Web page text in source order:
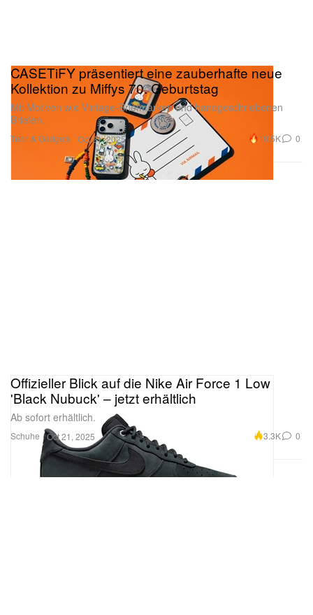
Tech & Gadgets
CASETiFY präsentiert eine zauberhafte neue
Kollektion zu Miffys 70. Geburtstag
Mit Motiven wie Vintage-Briefmarken und handgeschriebenen
Briefen.
Oct 21, 2025 10.5K 0
Schuhe
Offizieller Blick auf die Nike Air Force 1 Low
'Black Nubuck' – jetzt erhältlich
Ab sofort erhältlich.
Oct 21, 2025 3.3K 0